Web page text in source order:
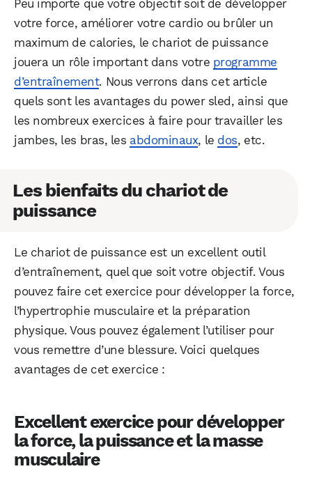
Peu importe que votre objectif soit de développer
votre force, améliorer votre cardio ou brûler un
maximum de calories, le chariot de puissance
jouera un rôle important dans votre programme
d’entraînement. Nous verrons dans cet article
quels sont les avantages du power sled, ainsi que
les nombreux exercices à faire pour travailler les
jambes, les bras, les abdominaux, le dos, etc.
Les bienfaits du chariot de
puissance
Le chariot de puissance est un excellent outil
d’entraînement, quel que soit votre objectif. Vous
pouvez faire cet exercice pour développer la force,
l’hypertrophie musculaire et la préparation
physique. Vous pouvez également l’utiliser pour
vous remettre d’une blessure. Voici quelques
avantages de cet exercice :
Excellent exercice pour développer
la force, la puissance et la masse
musculaire